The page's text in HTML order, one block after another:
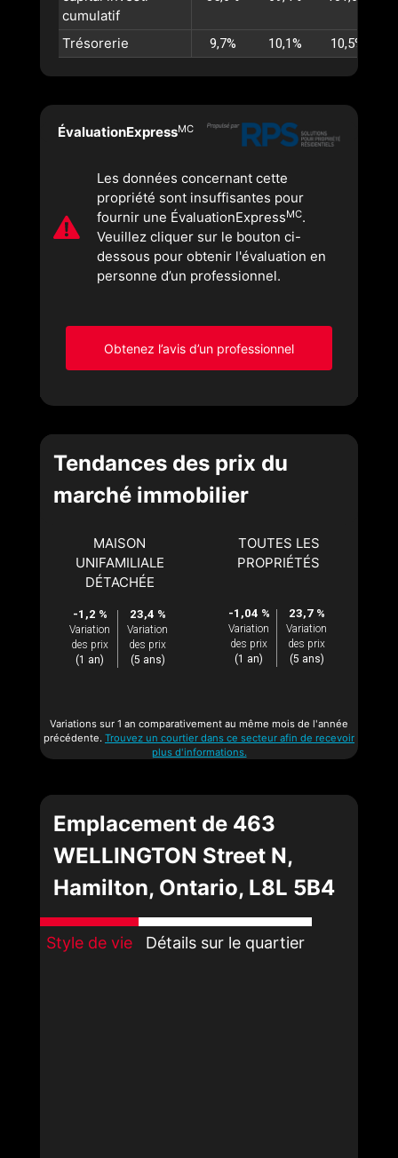
cumulatif
Trésorerie 9,7% 10,1% 10,5%
ÉvaluationExpressMC
Les données concernant cette
propriété sont insuffisantes pour
fournir une ÉvaluationExpressMC.
Veuillez cliquer sur le bouton ci-
dessous pour obtenir l'évaluation en
personne d’un professionnel.
Obtenez l’avis d’un professionnel
Tendances des prix du
marché immobilier
MAISON
UNIFAMILIALE
DÉTACHÉE
-1,2 %
Variation
des prix
(1 an)
23,4 %
Variation
des prix
(5 ans)
TOUTES LES
PROPRIÉTÉS
-1,04 %
Variation
des prix
(1 an)
23,7 %
Variation
des prix
(5 ans)
Variations sur 1 an comparativement au même mois de l'année
précédente. Trouvez un courtier dans ce secteur afin de recevoir
plus d'informations.
Emplacement de 463
WELLINGTON Street N,
Hamilton, Ontario, L8L 5B4
Style de vie Détails sur le quartier